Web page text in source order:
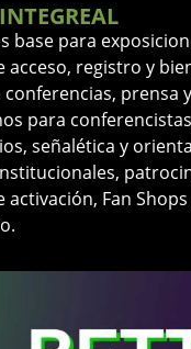
base para
acceso, registro y
conferencias, prensa
para
señalética y
activación, Fan